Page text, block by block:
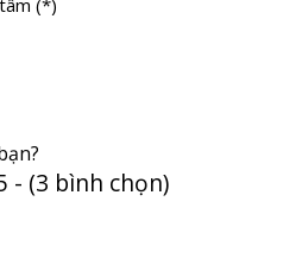
(*)
- (3 bình chọn)